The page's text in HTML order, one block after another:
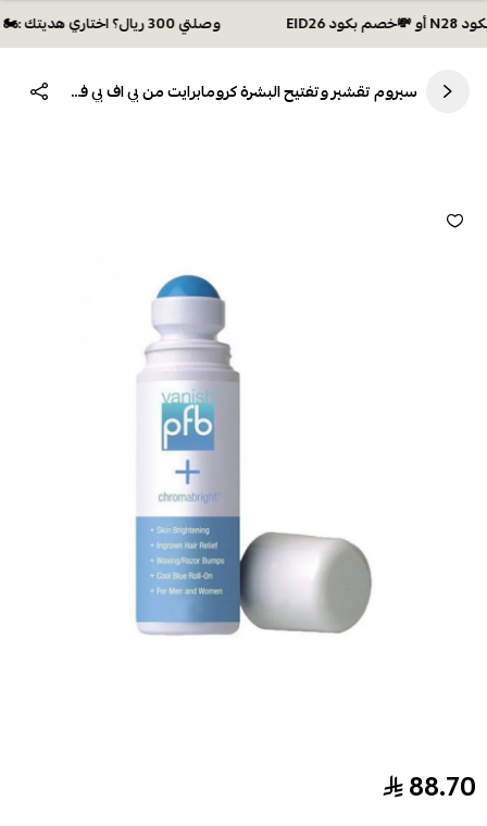
وصلتي 300 ريال؟ اختاري هديتك :🏍 شحن مجاني بكود N28 أو 💸خصم بكود EID26
سيروم تقشير وتفتيح البشرة كرومابرايت من بي اف بي فانش 93غم
سيروم تقشير وتفتيح البشرة كرومابرايت من بي اف بي
88.70